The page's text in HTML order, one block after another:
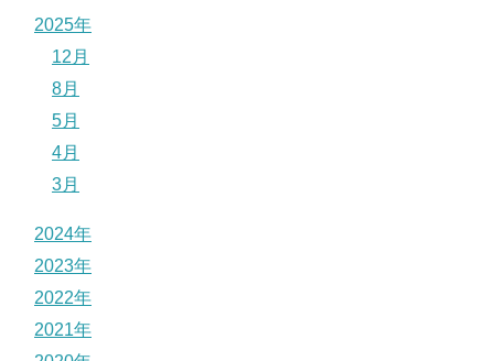
2025年
12月
8月
5月
4月
3月
2024年
2023年
2022年
2021年